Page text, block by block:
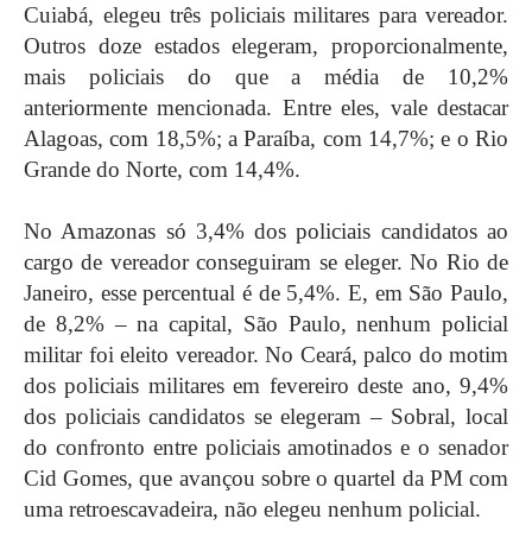
Cuiabá, elegeu três policiais militares para vereador.
Outros doze estados elegeram, proporcionalmente,
mais policiais do que a média de 10,2%
anteriormente mencionada. Entre eles, vale destacar
Alagoas, com 18,5%; a Paraíba, com 14,7%; e o Rio
Grande do Norte, com 14,4%.
No Amazonas só 3,4% dos policiais candidatos ao
cargo de vereador conseguiram se eleger. No Rio de
Janeiro, esse percentual é de 5,4%. E, em São Paulo,
de 8,2% – na capital, São Paulo, nenhum policial
militar foi eleito vereador. No Ceará, palco do motim
dos policiais militares em fevereiro deste ano, 9,4%
dos policiais candidatos se elegeram – Sobral, local
do confronto entre policiais amotinados e o senador
Cid Gomes, que avançou sobre o quartel da PM com
uma retroescavadeira, não elegeu nenhum policial.